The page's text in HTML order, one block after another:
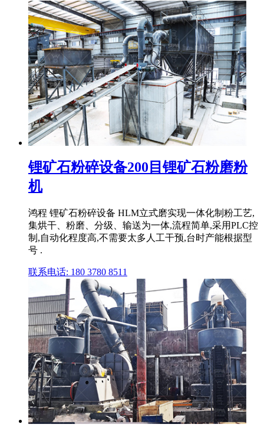
锂矿石粉碎设备200目锂矿石粉磨粉
机
鸿程 锂矿石粉碎设备 HLM立式磨实现一体化制粉工艺,
集烘干、粉磨、分级、输送为一体,流程简单,采用PLC控
制,自动化程度高,不需要太多人工干预,台时产能根据型
号 .
联系电话: 180 3780 8511